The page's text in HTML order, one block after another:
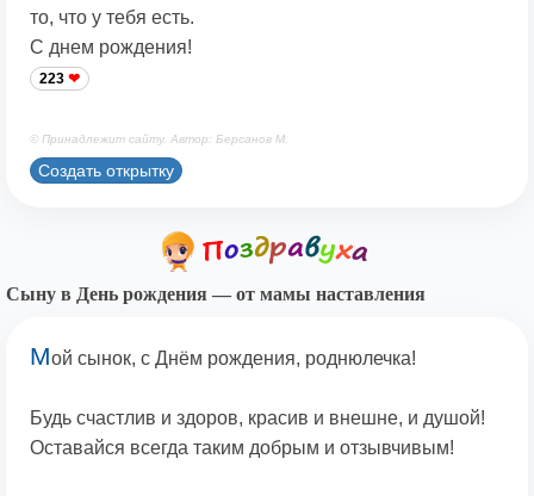
то, что у тебя есть.
С днем рождения!
223
© Принадлежит сайту. Автор: Берсанов М.
Создать открытку
Сыну в День рождения — от мамы наставления
Мой сынок, с Днём рождения, роднюлечка!
Будь счастлив и здоров, красив и внешне, и душой!
Оставайся всегда таким добрым и отзывчивым!